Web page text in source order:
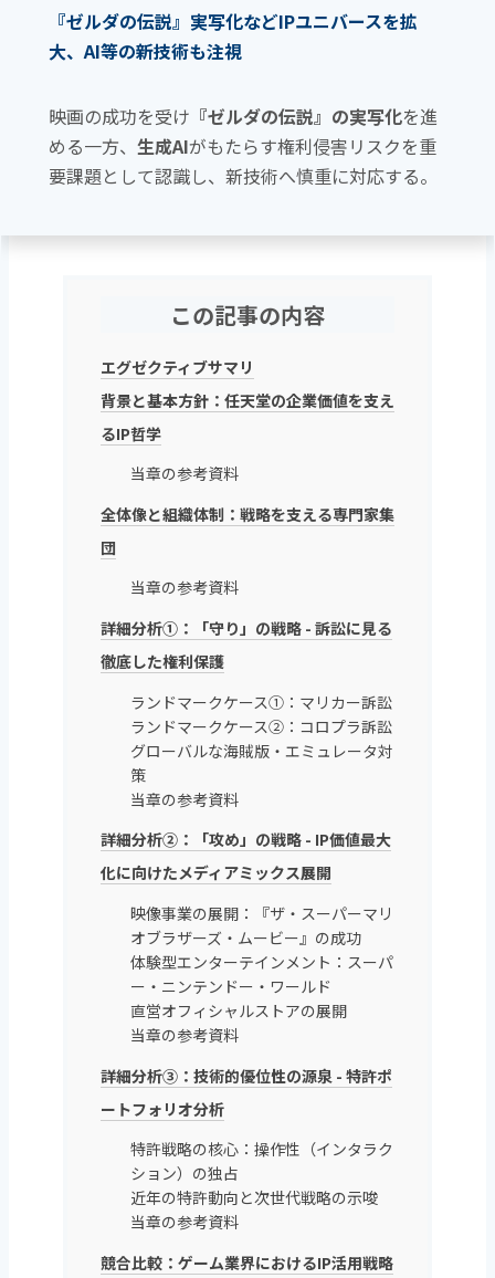
『ゼルダの伝説』実写化などIPユニバースを拡
大、AI等の新技術も注視
映画の成功を受け 『ゼルダの伝説』の実写化を進
める一方、生成AIがもたらす権利侵害リスクを重
要課題として認識し、新技術へ慎重に対応する。
この記事の内容
エグゼクティブサマリ
背景と基本方針：任天堂の企業価値を支え
るIP哲学
当章の参考資料
全体像と組織体制：戦略を支える専門家集
団
当章の参考資料
詳細分析①：「守り」の戦略 - 訴訟に見る
徹底した権利保護
ランドマークケース①：マリカー訴訟
ランドマークケース②：コロプラ訴訟
グローバルな海賊版・エミュレータ対
策
当章の参考資料
詳細分析②：「攻め」の戦略 - IP価値最大
化に向けたメディアミックス展開
映像事業の展開：『ザ・スーパーマリ
オブラザーズ・ムービー』の成功
体験型エンターテインメント：スーパ
ー・ニンテンドー・ワールド
直営オフィシャルストアの展開
当章の参考資料
詳細分析③：技術的優位性の源泉 - 特許ポ
ートフォリオ分析
特許戦略の核心：操作性（インタラク
ション）の独占
近年の特許動向と次世代戦略の示唆
当章の参考資料
競合比較：ゲーム業界におけるIP活用戦略